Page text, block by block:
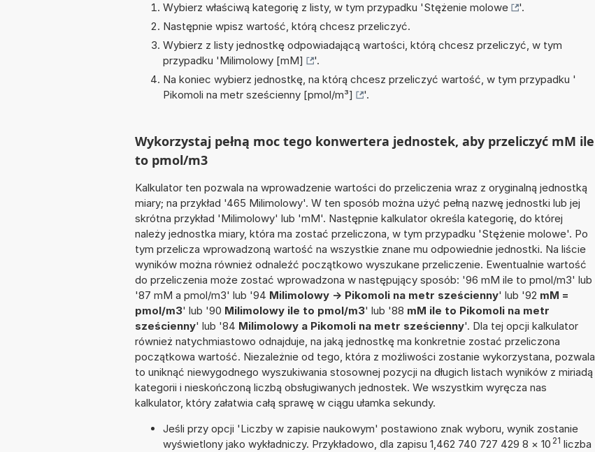
Wybierz właściwą kategorię z listy, w tym przypadku 'Stężenie molowe
'.
Następnie wpisz wartość, którą chcesz przeliczyć.
Wybierz z listy jednostkę odpowiadającą wartości, którą chcesz przeliczyć, w tym
przypadku 'Milimolowy [mM]
'.
Na koniec wybierz jednostkę, na którą chcesz przeliczyć wartość, w tym przypadku '
Pikomoli na metr sześcienny [pmol/m³]
'.
Wykorzystaj pełną moc tego konwertera jednostek, aby przeliczyć mM ile
to pmol/m3
Kalkulator ten pozwala na wprowadzenie wartości do przeliczenia wraz z oryginalną jednostką
miary; na przykład '465 Milimolowy'. W ten sposób można użyć pełną nazwę jednostki lub jej
skrótna przykład 'Milimolowy' lub 'mM'. Następnie kalkulator określa kategorię, do której
należy jednostka miary, która ma zostać przeliczona, w tym przypadku 'Stężenie molowe'. Po
tym przelicza wprowadzoną wartość na wszystkie znane mu odpowiednie jednostki. Na liście
wyników można również odnaleźć początkowo wyszukane przeliczenie. Ewentualnie wartość
do przeliczenia może zostać wprowadzona w następujący sposób: '96 mM ile to pmol/m3' lub
'87 mM a pmol/m3' lub '94 Milimolowy -> Pikomoli na metr sześcienny' lub '92 mM =
pmol/m3' lub '90 Milimolowy ile to pmol/m3' lub '88 mM ile to Pikomoli na metr
sześcienny' lub '84 Milimolowy a Pikomoli na metr sześcienny'. Dla tej opcji kalkulator
również natychmiastowo odnajduje, na jaką jednostkę ma konkretnie zostać przeliczona
początkowa wartość. Niezależnie od tego, która z możliwości zostanie wykorzystana, pozwala
to uniknąć niewygodnego wyszukiwania stosownej pozycji na długich listach wyników z miriadą
kategorii i nieskończoną liczbą obsługiwanych jednostek. We wszystkim wyręcza nas
kalkulator, który załatwia całą sprawę w ciągu ułamka sekundy.
Jeśli przy opcji 'Liczby w zapisie naukowym' postawiono znak wyboru, wynik zostanie
wyświetlony jako wykładniczy. Przykładowo, dla zapisu 1,462 740 727 429 8 × 10 21 liczba